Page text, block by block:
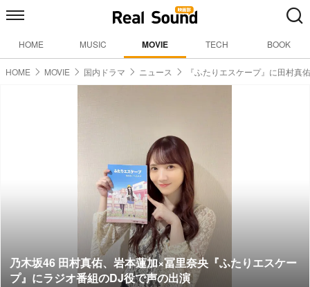
HOME MUSIC MOVIE TECH BOOK
HOME MOVIE 国内ドラマ ニュース 『ふたりエスケープ』に田村真
乃木坂46 田村真佑、岩本蓮加×冨里奈央『ふたりエスケー
プ』にラジオ番組のDJ役で声の出演